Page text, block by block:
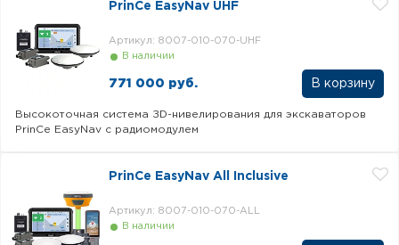
PrinCe EasyNav UHF
В наличии
Артикул: 8007-010-070-UHF
771 000 руб.
Высокоточная система ЗD-нивелирования для экскаваторов
PrinCe EasyNav с радиомодулем
PrinCe EasyNav All Inclusive
В наличии
Артикул: 8007-010-070-ALL